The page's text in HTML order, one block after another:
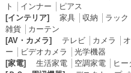
ト
インナー
ピアス
[インテリア]
家具│ 収納 ラック
雑貨│ カーテン
[AV・カメラ]
テレビ│ カメラ
ー
ビデオカメラ
光学機器
[家電]
生活家電│ 空調家電│ ヒー